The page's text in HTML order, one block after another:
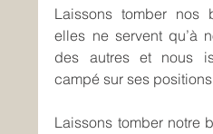
Laissons tomber nos
elles ne servent qu’à
des autres et nous
campé sur ses
Laissons tomber notre